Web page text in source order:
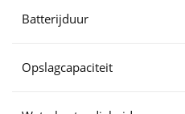
Batterijduur
Opslagcapaciteit